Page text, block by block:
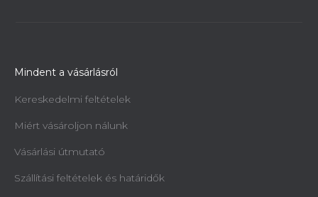
Mindent a vásárlásról
Kereskedelmi feltételek
Miért vásároljon nálunk
Vásárlási útmutató
Szállítási feltételek és határidők